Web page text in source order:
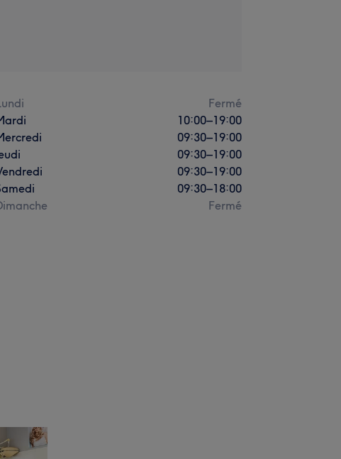
Fermé
10:00–19:00
09:30–19:00
09:30–19:00
09:30–19:00
09:30–18:00
Fermé